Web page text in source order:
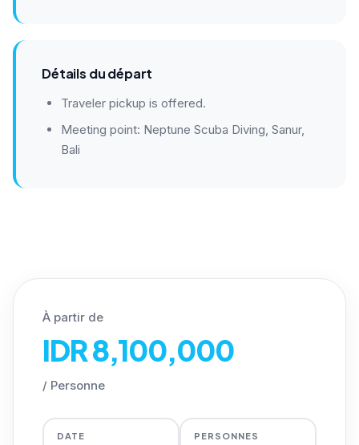
Détails du départ
Traveler pickup is offered.
Meeting point: Neptune Scuba Diving, Sanur,
Bali
À partir de
IDR 8,100,000
/ Personne
DATE PERSONNES